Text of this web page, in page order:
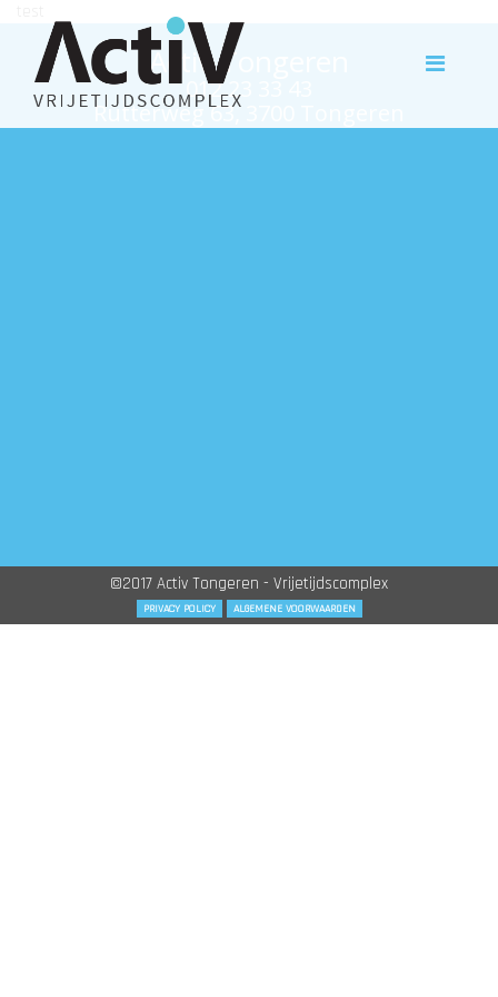
Activ Tongeren
012 23 33 43
Rutterweg 63, 3700 Tongeren
©2017 Activ Tongeren - Vrijetijdscomplex
PRIVACY POLICY ALGEMENE VOORWAARDEN